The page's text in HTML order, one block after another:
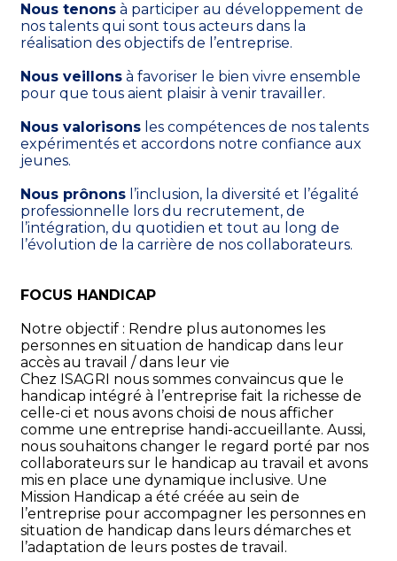
Nous tenons à participer au développement de
nos talents qui sont tous acteurs dans la
réalisation des objectifs de l’entreprise.
Nous veillons à favoriser le bien vivre ensemble
pour que tous aient plaisir à venir travailler.
Nous valorisons les compétences de nos talents
expérimentés et accordons notre confiance aux
jeunes.
Nous prônons l’inclusion, la diversité et l’égalité
professionnelle lors du recrutement, de
l’intégration, du quotidien et tout au long de
l’évolution de la carrière de nos collaborateurs.
FOCUS HANDICAP
Notre objectif : Rendre plus autonomes les
personnes en situation de handicap dans leur
accès au travail / dans leur vie
Chez ISAGRI nous sommes convaincus que le
handicap intégré à l’entreprise fait la richesse de
celle-ci et nous avons choisi de nous afficher
comme une entreprise handi-accueillante. Aussi,
nous souhaitons changer le regard porté par nos
collaborateurs sur le handicap au travail et avons
mis en place une dynamique inclusive. Une
Mission Handicap a été créée au sein de
l’entreprise pour accompagner les personnes en
situation de handicap dans leurs démarches et
l’adaptation de leurs postes de travail.